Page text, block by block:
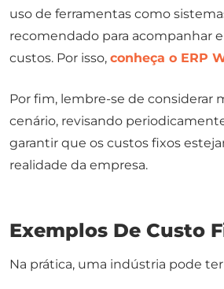
uso de ferramentas como
recomendado para acompanhar
custos. Por isso, conheça o ERP
Por fim, lembre-se de considerar
cenário, revisando
garantir que os custos fixos
realidade da empresa.
Exemplos De Custo
Na prática, uma indústria pode